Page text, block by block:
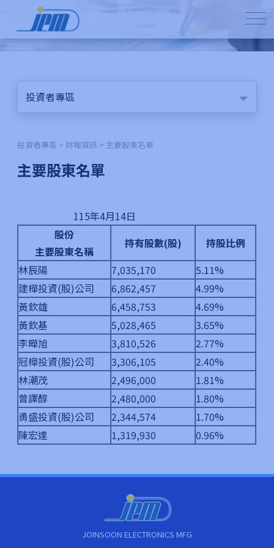
投資者專區
投資者專區 > 財報資訊 > 主要股東名單
主要股東名單
115年4月14日
股份
主要股東名稱
持有股數(股)
持股比例
林辰陽
7,035,170
5.11%
建樺投資(股)公司
6,862,457
4.99%
黃欽雄
6,458,753
4.69%
黃欽基
5,028,465
3.65%
李曄旭
3,810,526
2.77%
冠樺投資(股)公司
3,306,105
2.40%
林潮茂
2,496,000
1.81%
曾譯醇
2,480,000
1.80%
勇盛投資(股)公司
2,344,574
1.70%
陳宏達
1,319,930 0.96%
JOINSOON ELECTRONICS MFG